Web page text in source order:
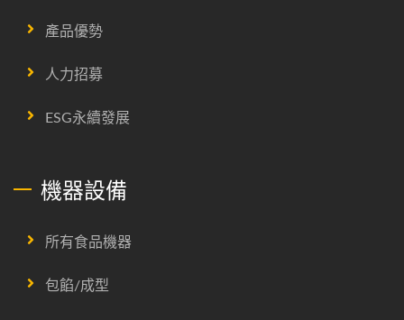
產品優勢
人力招募
ESG永續發展
機器設備
所有食品機器
包餡/成型